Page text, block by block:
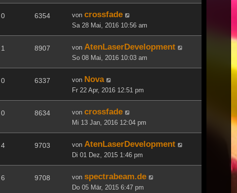
0 6354 von crossfade
Sa 28 Mai, 2016 10:56 am
1 8907 von AtenLaserDevelopment
So 08 Mai, 2016 10:03 am
0 6337 von Nova
Fr 22 Apr, 2016 12:51 pm
0 8634 von crossfade
Mi 13 Jan, 2016 12:04 pm
4 9703 von AtenLaserDevelopment
Di 01 Dez, 2015 1:46 pm
6 9708 von spectrabeam.de
Do 05 Mär, 2015 6:47 pm